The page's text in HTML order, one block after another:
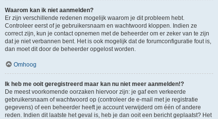
Waarom kan ik niet aanmelden?
Er zijn verschillende redenen mogelijk waarom je dit probleem hebt.
Controleer eerst of je gebruikersnaam en wachtwoord kloppen. Indien ze
correct zijn, kun je contact opnemen met de beheerder om er zeker van te zijn
dat je niet verbannen bent. Het is ook mogelijk dat de forumconfiguratie fout is,
dan moet dit door de beheerder opgelost worden.
Omhoog
Ik heb me ooit geregistreerd maar kan nu niet meer aanmelden!?
De meest voorkomende oorzaken hiervoor zijn: je gaf een verkeerde
gebruikersnaam of wachtwoord op (controleer de e-mail met je registratie
gegevens) of een beheerder heeft je account verwijderd om één of andere
reden. Indien dit laatste het geval is, heb je dan ooit een bericht geplaatst? Het